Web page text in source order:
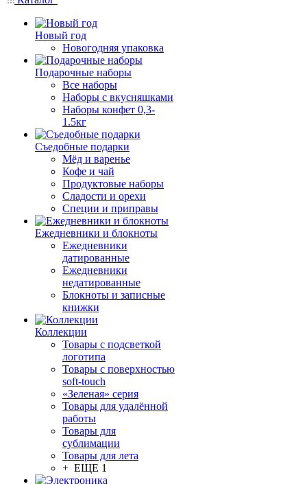
Новый год
Новогодняя упаковка
Подарочные наборы
Все наборы
Наборы с вкусняшками
Наборы конфет 0,3-
1.5кг
Съедобные подарки
Мёд и варенье
Кофе и чай
Продуктовые наборы
Сладости и орехи
Специи и приправы
Ежедневники и блокноты
Ежедневники
датированные
Ежедневники
недатированные
Блокноты и записные
книжки
Коллекции
Товары с подсветкой
логотипа
Товары с поверхностью
soft-touch
«Зеленая» серия
Товары для удалённой
работы
Товары для
сублимации
Товары для лета
+ ЕЩЕ 1